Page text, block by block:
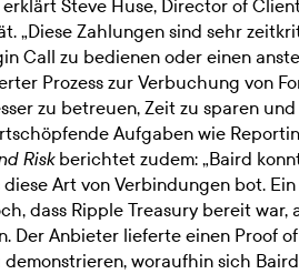
erklärt Steve Huse, Director of
„Diese Zahlungen sind sehr
Call zu bedienen oder einen
Prozess zur Verbuchung von
zu betreuen, Zeit zu sparen
Aufgaben wie
Riskberichtet zudem: „Baird
diese Art von Verbindungen bot.
dass Ripple Treasury bereit war,
Der Anbieter lieferte einen Proof
demonstrieren, woraufhin sich